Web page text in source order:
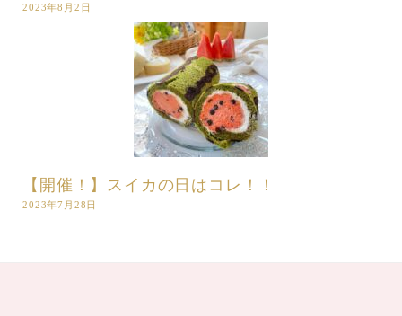
2023年8月2日
【開催！】スイカの日はコレ！！
2023年7月28日